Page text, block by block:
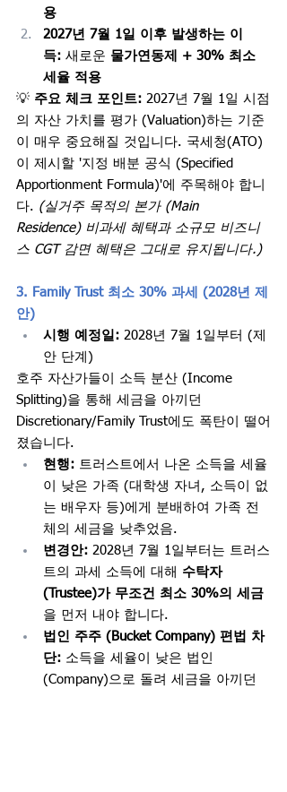
용
2027년 7월 1일 이후 발생하는 이
득: 새로운 물가연동제 + 30% 최소
세율 적용
💡 주요 체크 포인트: 2027년 7월 1일 시점
의 자산 가치를 평가 (Valuation)하는 기준
이 매우 중요해질 것입니다. 국세청(ATO)
이 제시할 '지정 배분 공식 (Specified
Apportionment Formula)'에 주목해야 합니
다. (실거주 목적의 본가 (Main
Residence) 비과세 혜택과 소규모 비즈니
스 CGT 감면 혜택은 그대로 유지됩니다.)
3. Family Trust 최소 30% 과세 (2028년 제
안)
시행 예정일: 2028년 7월 1일부터 (제
안 단계)
호주 자산가들이 소득 분산 (Income
Splitting)을 통해 세금을 아끼던
Discretionary/Family Trust에도 폭탄이 떨어
졌습니다.
현행: 트러스트에서 나온 소득을 세율
이 낮은 가족 (대학생 자녀, 소득이 없
는 배우자 등)에게 분배하여 가족 전
체의 세금을 낮추었음.
변경안: 2028년 7월 1일부터는 트러스
트의 과세 소득에 대해 수탁자
(Trustee)가 무조건 최소 30%의 세금
을 먼저 내야 합니다.
법인 주주 (Bucket Company) 편법 차
단: 소득을 세율이 낮은 법인
(Company)으로 돌려 세금을 아끼던